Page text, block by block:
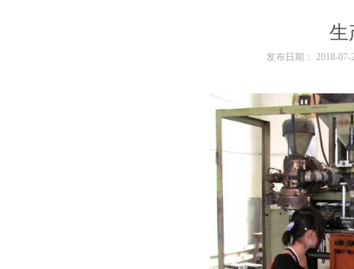
生
发布日期： 2018-07-